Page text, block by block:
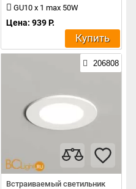
GU10 x 1 max 50W
Цена: 939 Р.
Купить
206808
Встраиваемый светильник